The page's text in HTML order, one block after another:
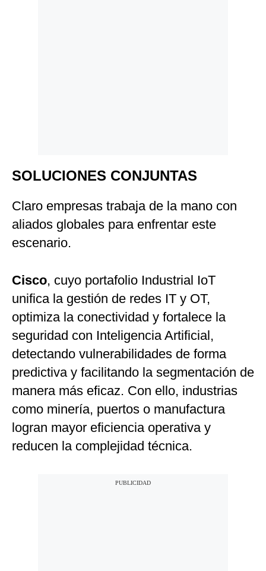
SOLUCIONES CONJUNTAS
Claro empresas trabaja de la mano con
aliados globales para enfrentar este
escenario.
Cisco, cuyo portafolio Industrial IoT
unifica la gestión de redes IT y OT,
optimiza la conectividad y fortalece la
seguridad con Inteligencia Artificial,
detectando vulnerabilidades de forma
predictiva y facilitando la segmentación de
manera más eficaz. Con ello, industrias
como minería, puertos o manufactura
logran mayor eficiencia operativa y
reducen la complejidad técnica.